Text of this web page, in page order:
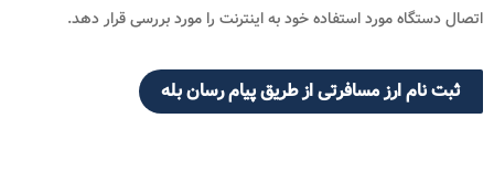
اتصال دستگاه مورد استفاده خود به اینترنت را مورد بررسی قرار دهد.
ثبت نام ارز مسافرتی از طریق پیام رسان بله